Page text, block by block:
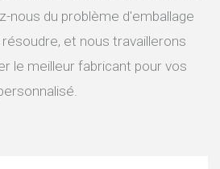
nous du problème d'emballage
et nous travaillerons
le meilleur fabricant pour vos